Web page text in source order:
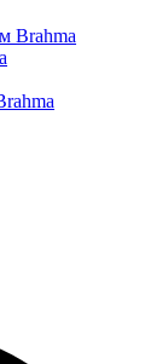
Brahma